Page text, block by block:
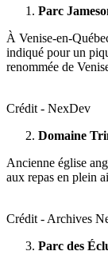
Parc
À Venise-en-
indiqué pour un
renommée de
Crédit - NexDev
Domaine
Ancienne église
aux repas en plein
Crédit - Archives
Parc des